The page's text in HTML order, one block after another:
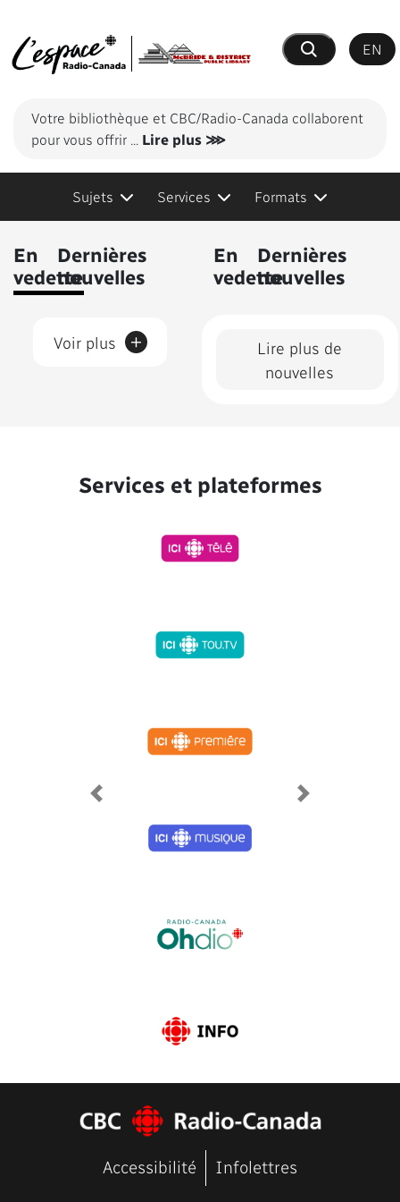
Recherche
EN
Votre bibliothèque et CBC/Radio-Canada collaborent
pour vous offrir ... Lire plus ⋙
Sujets Services Formats
En
vedette
Dernières
nouvelles
Lire plus de
nouvelles
En
vedette
Dernières
nouvelles
Voir plus +
Services et plateformes
Previous Next
Accessibilité Infolettres